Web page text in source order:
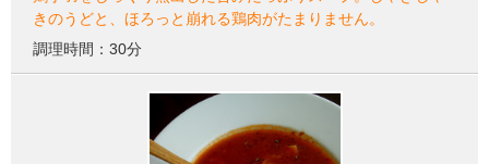
きのうどと、ほろっと崩れる鶏肉がたまりません。
調理時間：30分